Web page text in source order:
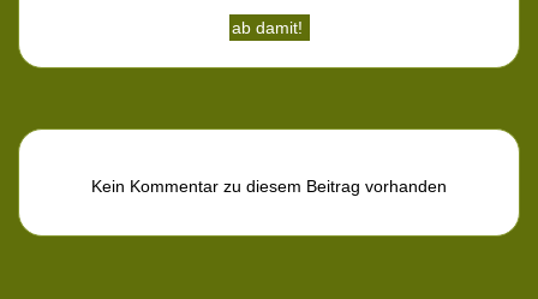
Kein Kommentar zu diesem Beitrag vorhanden